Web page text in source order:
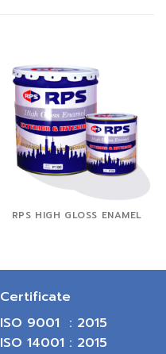
RPS HIGH GLOSS ENAMEL
Certificate
ISO 9001 : 2015
ISO 14001 : 2015